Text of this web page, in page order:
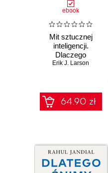
ebook
Mit sztucznej
inteligencji.
Dlaczego
komputery nie
Erik J. Larson
64.90 zł